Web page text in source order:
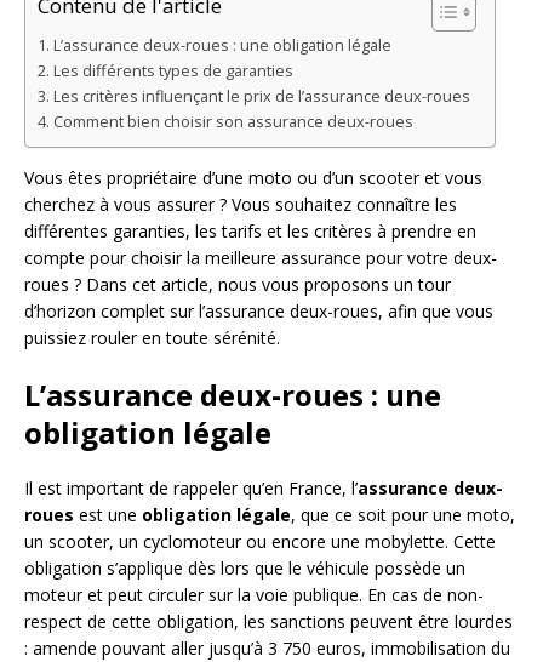
Contenu de l'article
L’assurance deux-roues : une obligation légale
Les différents types de garanties
Les critères influençant le prix de l’assurance deux-roues
Comment bien choisir son assurance deux-roues
Vous êtes propriétaire d’une moto ou d’un scooter et vous
cherchez à vous assurer ? Vous souhaitez connaître les
différentes garanties, les tarifs et les critères à prendre en
compte pour choisir la meilleure assurance pour votre deux-
roues ? Dans cet article, nous vous proposons un tour
d’horizon complet sur l’assurance deux-roues, afin que vous
puissiez rouler en toute sérénité.
L’assurance deux-roues : une
obligation légale
Il est important de rappeler qu’en France, l’assurance deux-
roues est une obligation légale, que ce soit pour une moto,
un scooter, un cyclomoteur ou encore une mobylette. Cette
obligation s’applique dès lors que le véhicule possède un
moteur et peut circuler sur la voie publique. En cas de non-
respect de cette obligation, les sanctions peuvent être lourdes
: amende pouvant aller jusqu’à 3 750 euros, immobilisation du